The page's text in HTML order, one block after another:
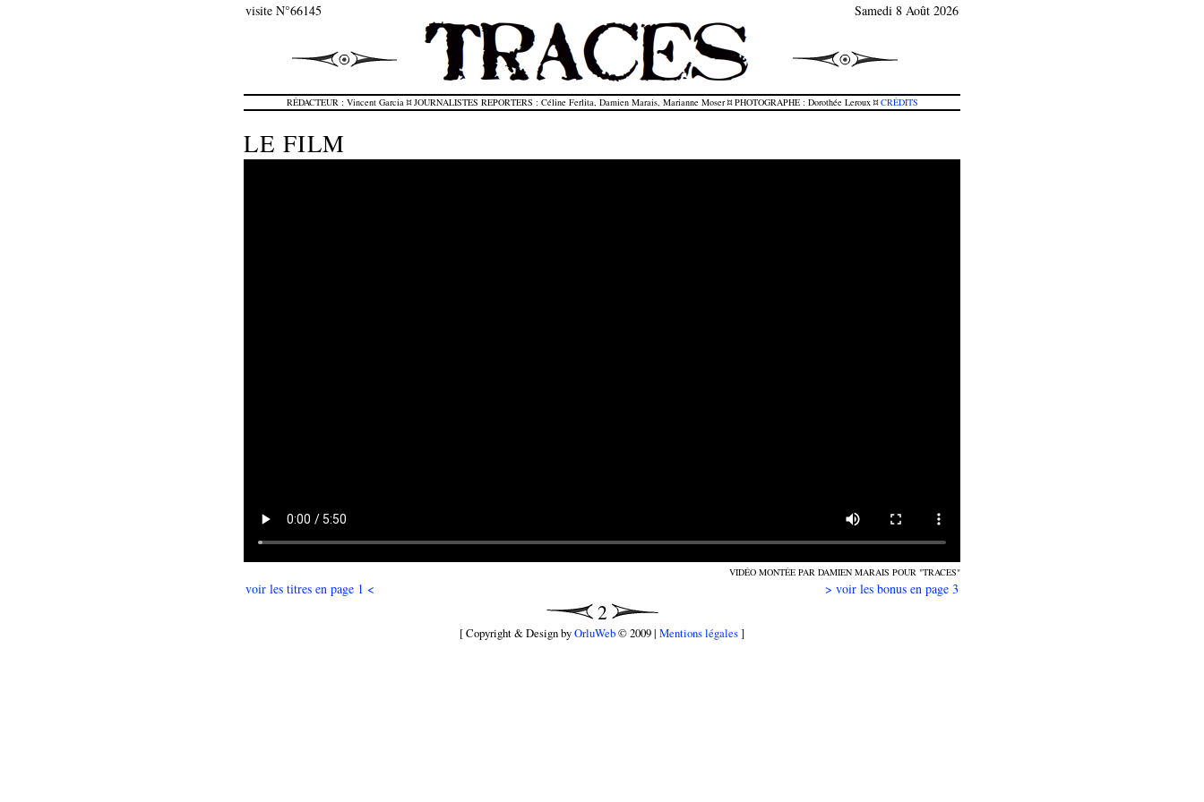
visite N°66145 Samedi 8 Août 2026
RÉDACTEUR : Vincent Garcia ¤ JOURNALISTES REPORTERS : Céline Ferlita, Damien Marais, Marianne Moser ¤ PHOTOGRAPHE : Dorothée Leroux ¤CRÉDITS
LE FILM
VIDÉO MONTÉE PAR DAMIEN MARAIS POUR "TRACES"
voir les titres en page 1 < > voir les bonus en page 3
2
[ Copyright & Design byOrluWeb© 2009 | Mentions légales]